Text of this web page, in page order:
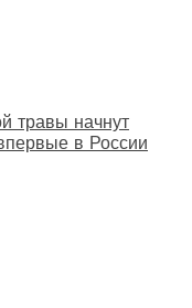
травы начнут
в России